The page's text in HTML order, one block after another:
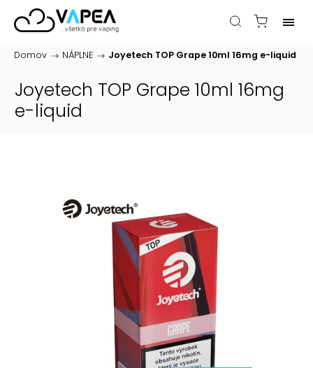
Domov / NÁPLNE / Joyetech TOP Grape 10ml 16mg e-liquid
Joyetech TOP Grape 10ml 16mg
e-liquid